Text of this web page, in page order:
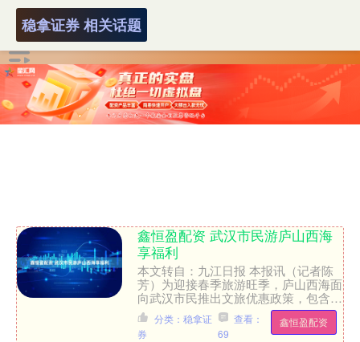
稳拿证券 相关话题
鑫恒盈配资 武汉市民游庐山西海
享福利
本文转自：九江日报 本报讯（记者陈
芳）为迎接春季旅游旺季，庐山西海面
向武汉市民推出文旅优惠政策，包含景
区免票、住宿打折、餐饮特惠等多项福
利。 据悉，即日起至今年....鑫恒盈配资
分类：稳拿证
券
查看：
69